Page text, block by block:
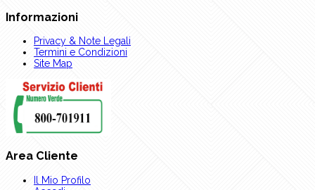
Informazioni
Privacy & Note Legali
Termini e Condizioni
Site Map
Area Cliente
Il Mio Profilo